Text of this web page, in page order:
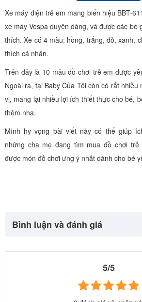
Xe máy điện trẻ em mang biển hiệu BBT-
xe máy Vespa duyên dáng, và được các bé
thích. Xe có 4 màu: hồng, trắng, đỏ, xanh,
thích cá nhân.
Trên đây là 10 mẫu đồ chơi trẻ em được
Ngoài ra, tại Baby Của Tôi còn có rất nhiều
vị, mang lại nhiều lợi ích thiết thực cho bé,
thêm nha.
Mình hy vọng bài viết này có thể giúp
những cha mẹ đang tìm mua đồ chơi
được món đồ chơi ưng ý nhất dành cho bé
Bình luận và đánh giá
5/5